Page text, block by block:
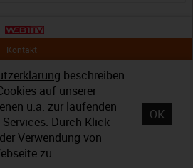
Kontakt
beschreiben
auf unserer
u.a. zur laufenden
Durch Klick
Verwendung von
zu.
OK